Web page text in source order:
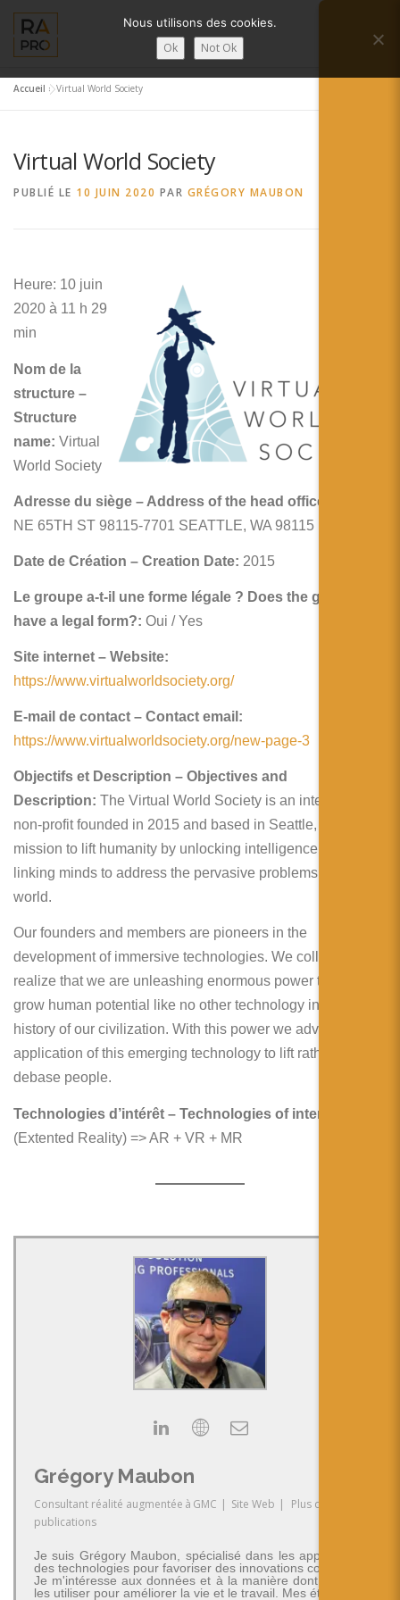
contenu
Menu
SERVICES RA’PRO ACTUALITÉ DE LA RA
English
Français
Deutsch
简体中文
日本語
Accueil »Virtual World Society
Virtual World Society
PUBLIÉ LE 10 JUIN 2020 PAR GRÉGORY MAUBON
Heure: 10 juin
2020 à 11 h 29
min
Nom de la
structure –
Structure
name: Virtual
World Society
Adresse du siège – Address of the head office:
NE 65TH ST 98115-7701 SEATTLE, WA 98115
Date de Création – Creation Date: 2015
Le groupe a-t-il une forme légale ? Does the group
have a legal form?: Oui / Yes
Site internet – Website:
https://www.virtualworldsociety.org/
E-mail de contact – Contact email:
https://www.virtualworldsociety.org/new-page-3
Objectifs et Description – Objectives and
Description: The Virtual World Society is an international
non-profit founded in 2015 and based in Seattle, with a
mission to lift humanity by unlocking intelligence and
linking minds to address the pervasive problems of our
world.
Our founders and members are pioneers in the
development of immersive technologies. We collectively
realize that we are unleashing enormous power that can
grow human potential like no other technology in the
history of our civilization. With this power we advocate the
application of this emerging technology to lift rather than to
debase people.
Technologies d’intérêt – Technologies of interest:
(Extented Reality) => AR + VR + MR
Grégory Maubon
Consultant réalité augmentée à GMC | Site Web |
Plus de
publications
Je suis Grégory Maubon, spécialisé dans les applications
des technologies pour favoriser des innovations concrètes.
Je m'intéresse aux données et à la manière dont on peut
les utiliser pour améliorer la vie et le travail. Mes études en
Nous utilisons des cookies.
Ok Not Ok